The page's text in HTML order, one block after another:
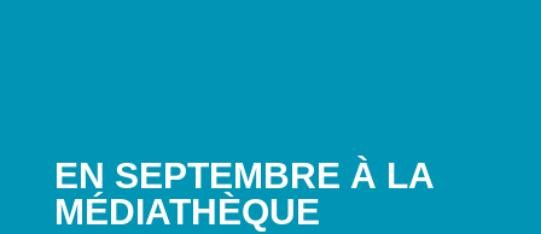
EN SEPTEMBRE À LA
MÉDIATHÈQUE